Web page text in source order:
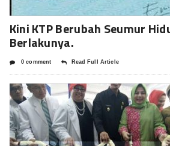
Kini KTP Berubah Seumur
Berlakunya.
0 comment Read Full Article